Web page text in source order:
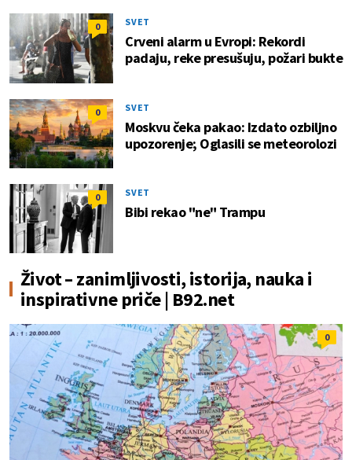
0 SVET
Crveni alarm u Evropi: Rekordi
padaju, reke presušuju, požari bukte
0 SVET
Moskvu čeka pakao: Izdato ozbiljno
upozorenje; Oglasili se meteorolozi
0 SVET
Bibi rekao "ne" Trampu
Život – zanimljivosti, istorija, nauka i
inspirativne priče | B92.net
0